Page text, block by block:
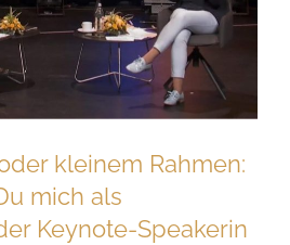
kleinem Rahmen:
mich als
Keynote-Speakerin